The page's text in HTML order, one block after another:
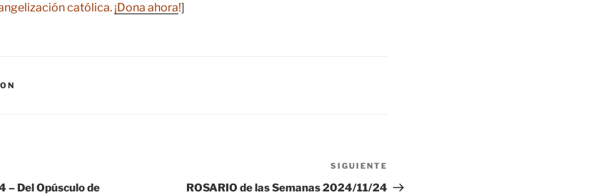
católica. ¡Dona ahora!]
– Del Opúsculo de
entrada
SIGUIENTE
ROSARIO de las Semanas 2024/11/24